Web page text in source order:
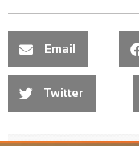
Email
Twitter